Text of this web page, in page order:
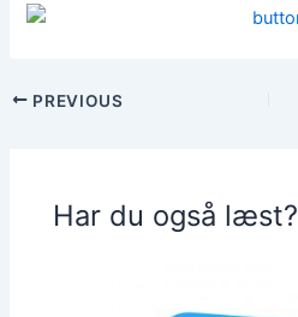
PREVIOUS
Har du også læst?